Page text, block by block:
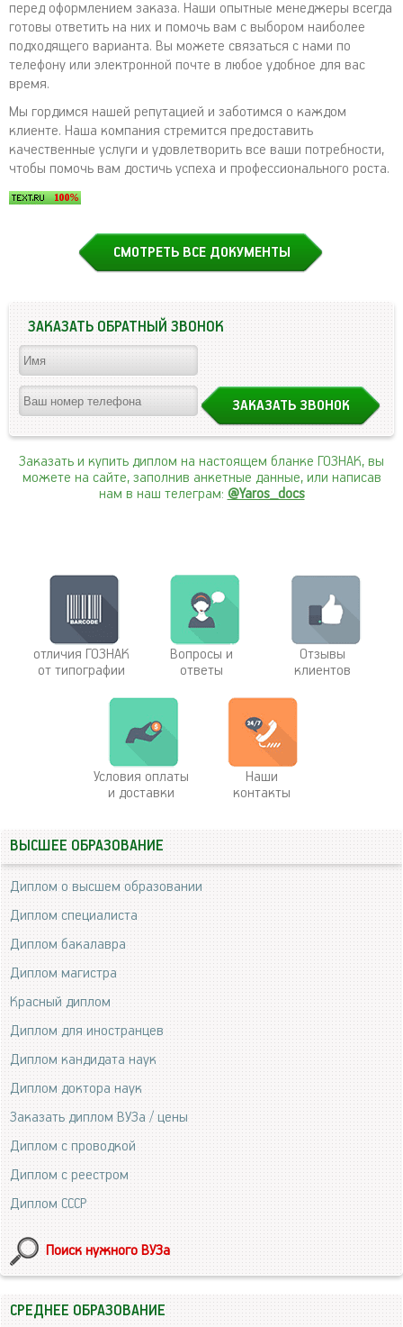
перед оформлением заказа. Наши опытные менеджеры всегда
готовы ответить на них и помочь вам с выбором наиболее
подходящего варианта. Вы можете связаться с нами по
телефону или электронной почте в любое удобное для вас
время.
Мы гордимся нашей репутацией и заботимся о каждом
клиенте. Наша компания стремится предоставить
качественные услуги и удовлетворить все ваши потребности,
чтобы помочь вам достичь успеха и профессионального роста.
СМОТРЕТЬ ВСЕ ДОКУМЕНТЫ
ЗАКАЗАТЬ ОБРАТНЫЙ ЗВОНОК
Заказать и купить диплом на настоящем бланке ГОЗНАК, вы
можете на сайте, заполнив анкетные данные, или написав
нам в наш телеграм: @Yaros_docs
отличия ГОЗНАК
от типографии
Вопросы и
ответы
Отзывы
клиентов
Условия оплаты
и доставки
Наши
контакты
ВЫСШЕЕ ОБРАЗОВАНИЕ
Диплом о высшем образовании
Диплом специалиста
Диплом бакалавра
Диплом магистра
Красный диплом
Диплом для иностранцев
Диплом кандидата наук
Диплом доктора наук
Заказать диплом ВУЗа / цены
Диплом с проводкой
Диплом с реестром
Диплом СССР
Поиск нужного ВУЗа
СРЕДНЕЕ ОБРАЗОВАНИЕ